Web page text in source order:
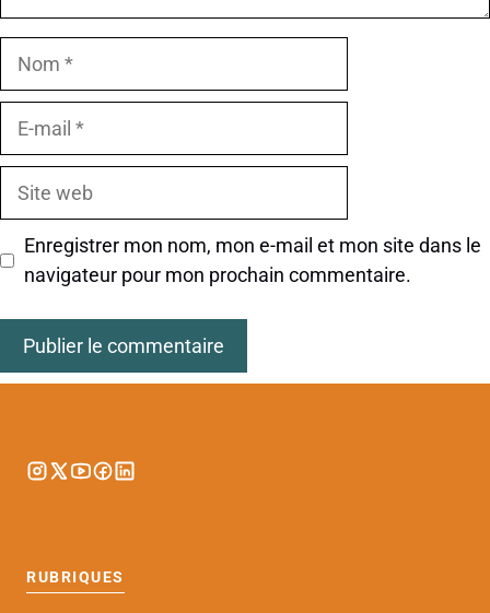
Nom
Site
Enregistrer mon nom, mon e-mail et mon site dans le
navigateur pour mon prochain commentaire.
RUBRIQUES